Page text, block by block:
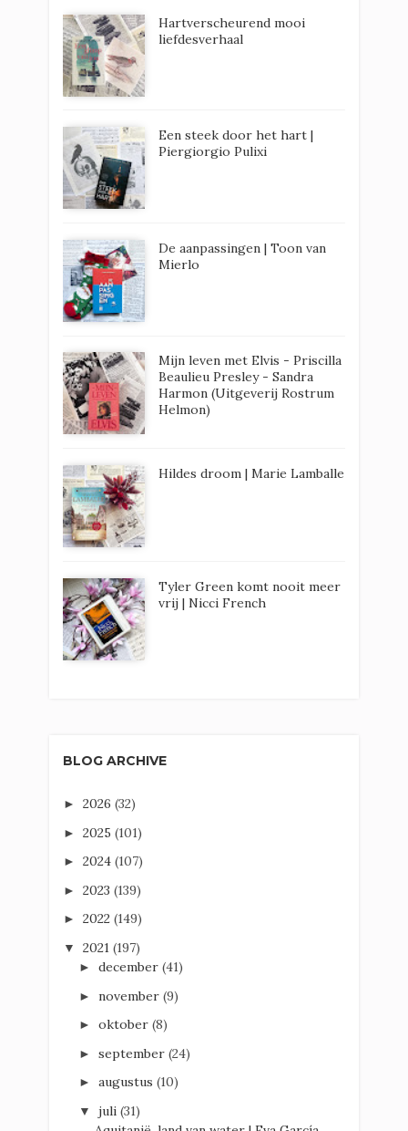
Hartverscheurend mooi
liefdesverhaal
Een steek door het hart |
Piergiorgio Pulixi
De aanpassingen | Toon van
Mierlo
Mijn leven met Elvis - Priscilla
Beaulieu Presley - Sandra
Harmon (Uitgeverij Rostrum
Helmon)
Hildes droom | Marie Lamballe
Tyler Green komt nooit meer
vrij | Nicci French
BLOG ARCHIVE
► 2026 (32)
► 2025 (101)
► 2024 (107)
► 2023 (139)
► 2022 (149)
▼ 2021 (197)
► december (41)
► november (9)
► oktober (8)
► september (24)
► augustus (10)
▼ juli (31)